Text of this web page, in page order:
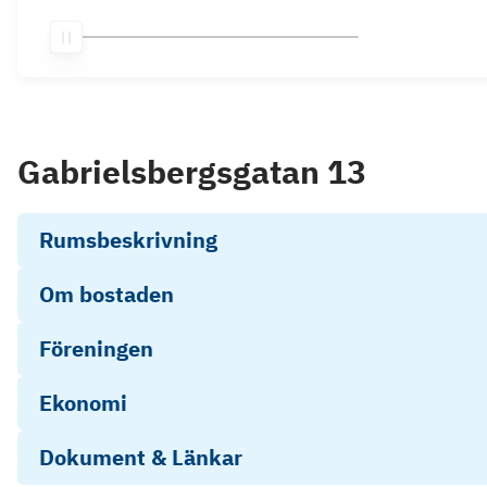
Gabrielsbergsgatan 13
Rumsbeskrivning
Om bostaden
Föreningen
Ekonomi
Dokument & Länkar